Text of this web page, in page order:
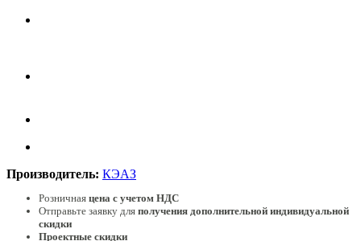
Производитель: КЭАЗ
Розничная цена с учетом НДС
Отправьте заявку для получения дополнительной индивидуальной
скидки
Проектные скидки